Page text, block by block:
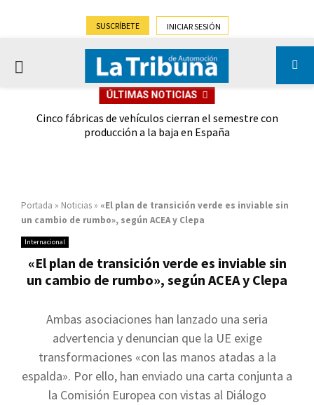
SUSCRÍBETE INICIAR SESIÓN
PRIMARY
ÚLTIMAS NOTICIAS
Cinco fábricas de vehículos cierran el semestre con
producción a la baja en España
Portada » Noticias » «El plan de transición verde es inviable sin
un cambio de rumbo», según ACEA y Clepa
Internacional
«El plan de transición verde es inviable sin
un cambio de rumbo», según ACEA y Clepa
Ambas asociaciones han lanzado una seria
advertencia y denuncian que la UE exige
transformaciones «con las manos atadas a la
espalda». Por ello, han enviado una carta conjunta a
la Comisión Europea con vistas al Diálogo